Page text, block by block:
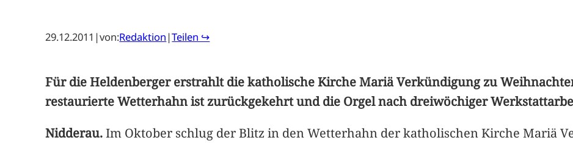
29.12.2011 |von:Redaktion |Teilen ↪
Für die Heldenberger erstrahlt die katholische Kirche Mariä Verkündigung zu
restaurierte Wetterhahn ist zurückgekehrt und die Orgel nach dreiwöchiger
Nidderau.Im Oktober schlug der Blitz in den Wetterhahn der katholischen Kirche Mariä